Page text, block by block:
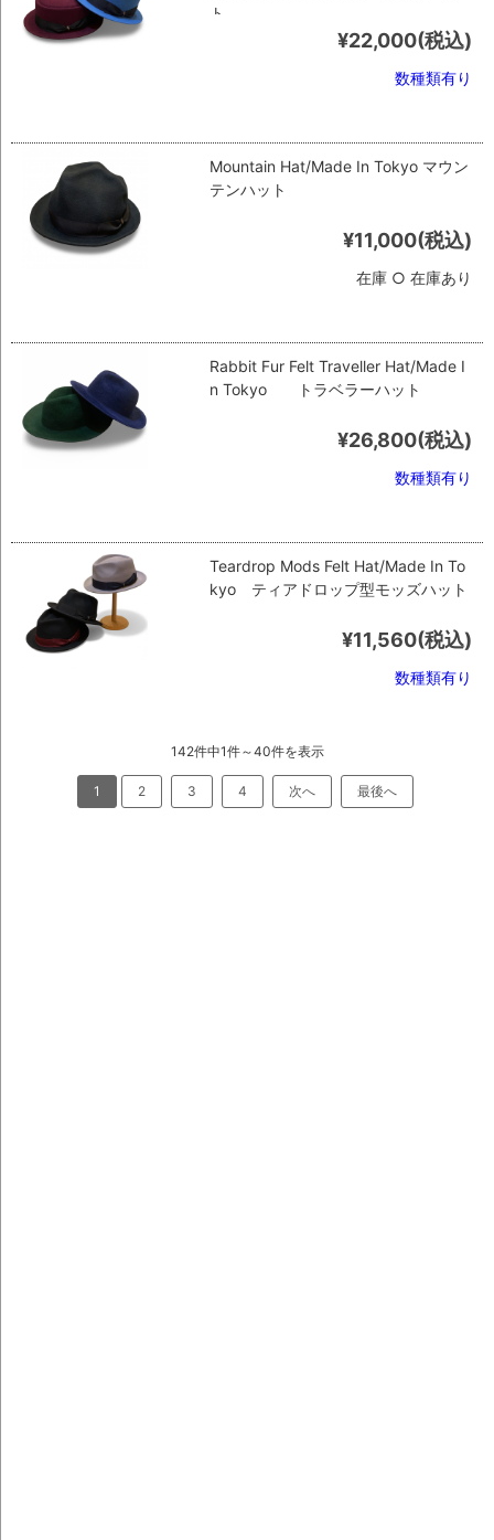
ト
¥22,000(税込)
数種類有り
Mountain Hat/Made In Tokyo マウン
テンハット
¥11,000(税込)
在庫 ○ 在庫あり
Rabbit Fur Felt Traveller Hat/Made I
n Tokyo トラベラーハット
¥26,800(税込)
数種類有り
Teardrop Mods Felt Hat/Made In To
kyo ティアドロップ型モッズハット
¥11,560(税込)
数種類有り
142件中1件～40件を表示
1 2 3 4 次へ 最後へ